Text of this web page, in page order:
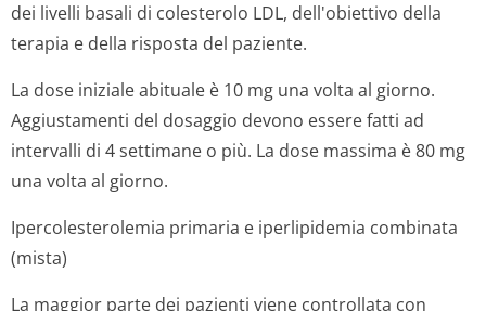
dei livelli basali di colesterolo LDL, dell'obiettivo della
terapia e della risposta del paziente.
La dose iniziale abituale è 10 mg una volta al giorno.
Aggiustamenti del dosaggio devono essere fatti ad
intervalli di 4 settimane o più. La dose massima è 80 mg
una volta al giorno.
Ipercolesterolemia primaria e iperlipidemia combinata
(mista)
La maggior parte dei pazienti viene controllata con